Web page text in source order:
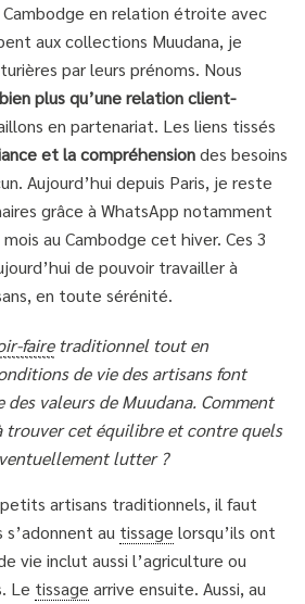
Cambodge en relation étroite avec
aux collections Muudana, je
par leurs prénoms. Nous
bien plus qu’une relation client-
en partenariat. Les liens tissés
et la compréhensiondes besoins
Aujourd’hui depuis Paris, je reste
grâce à WhatsApp notamment
au Cambodge cet hiver. Ces 3
de pouvoir travailler à
en toute sérénité.
fairetraditionnel tout en
de vie des artisans font
valeurs de Muudana. Comment
trouver cet équilibre et contre quels
lutter ?
artisans traditionnels, il faut
au tissage lorsqu’ils ont
vie inclut aussi l’agriculture ou
Le tissage arrive ensuite. Aussi, au